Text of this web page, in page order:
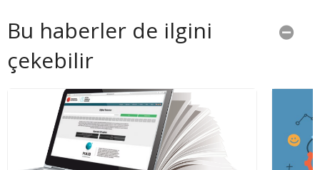
Bu haberler de ilgini
çekebilir